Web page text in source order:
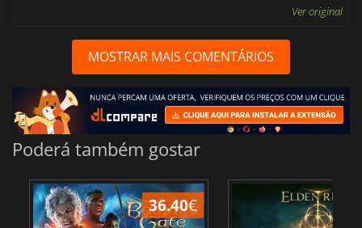
Ver original
MOSTRAR MAIS COMENTÁRIOS
Poderá também gostar
36.40€